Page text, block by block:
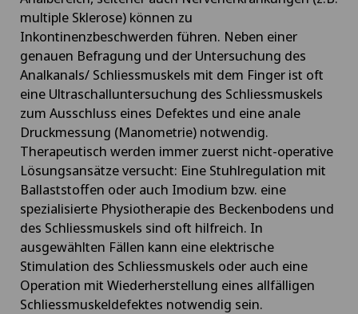
multiple Sklerose) können zu
Inkontinenzbeschwerden führen. Neben einer
genauen Befragung und der Untersuchung des
Analkanals/ Schliessmuskels mit dem Finger ist oft
eine Ultraschalluntersuchung des Schliessmuskels
zum Ausschluss eines Defektes und eine anale
Druckmessung (Manometrie) notwendig.
Therapeutisch werden immer zuerst nicht-operative
Lösungsansätze versucht: Eine Stuhlregulation mit
Ballaststoffen oder auch Imodium bzw. eine
spezialisierte Physiotherapie des Beckenbodens und
des Schliessmuskels sind oft hilfreich. In
ausgewählten Fällen kann eine elektrische
Stimulation des Schliessmuskels oder auch eine
Operation mit Wiederherstellung eines allfälligen
Schliessmuskeldefektes notwendig sein.